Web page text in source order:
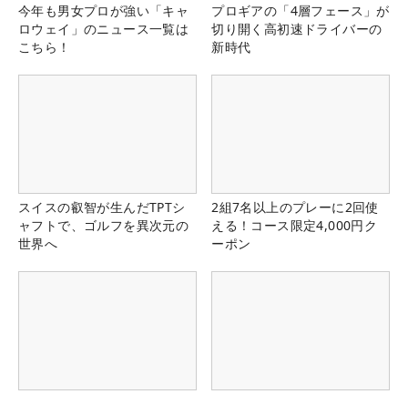
今年も男女プロが強い「キャ
ロウェイ」のニュース一覧は
こちら！
プロギアの「4層フェース」が
切り開く高初速ドライバーの
新時代
スイスの叡智が生んだTPTシ
ャフトで、ゴルフを異次元の
世界へ
2組7名以上のプレーに2回使
える！コース限定4,000円ク
ーポン